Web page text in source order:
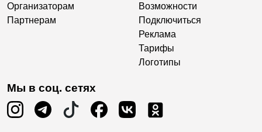
Организаторам
Партнерам
Возможности
Подключиться
Реклама
Тарифы
Логотипы
Мы в соц. сетях